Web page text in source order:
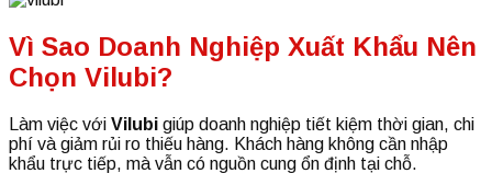
Vì Sao Doanh Nghiệp Xuất Khẩu Nên
Chọn Vilubi?
Làm việc với Vilubi giúp doanh nghiệp tiết kiệm thời gian, chi
phí và giảm rủi ro thiếu hàng. Khách hàng không cần nhập
khẩu trực tiếp, mà vẫn có nguồn cung ổn định tại chỗ.